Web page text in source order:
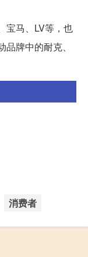
宝马、LV等，也
牌中的耐克、
消费者